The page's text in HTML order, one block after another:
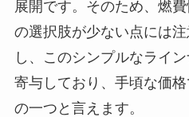
展開です。そのため、燃
の選択肢が少ない点には
し、このシンプルなライ
寄与しており、手頃な価
の一つと言えます。